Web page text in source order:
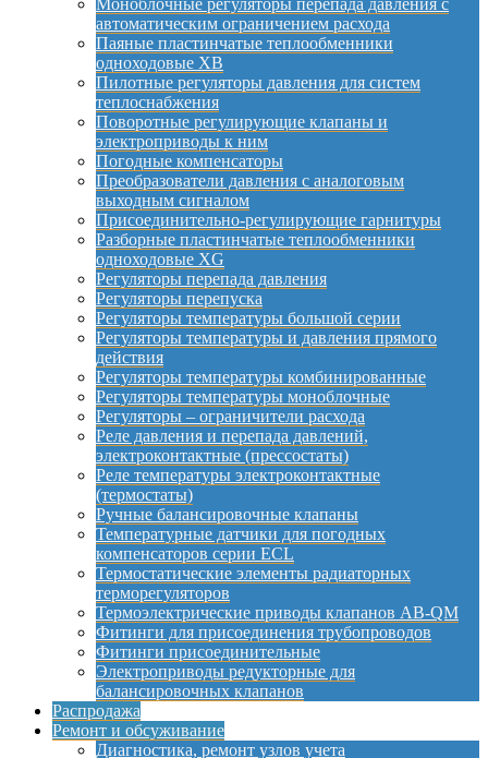
Моноблочные регуляторы перепада давления с
автоматическим ограничением расхода
Паяные пластинчатые теплообменники
одноходовые XB
Пилотные регуляторы давления для систем
теплоснабжения
Поворотные регулирующие клапаны и
электроприводы к ним
Погодные компенсаторы
Преобразователи давления с аналоговым
выходным сигналом
Присоединительно-регулирующие гарнитуры
Разборные пластинчатые теплообменники
одноходовые XG
Регуляторы перепада давления
Регуляторы перепуска
Регуляторы температуры большой серии
Регуляторы температуры и давления прямого
действия
Регуляторы температуры комбинированные
Регуляторы температуры моноблочные
Регуляторы – ограничители расхода
Реле давления и перепада давлений,
электроконтактные (прессостаты)
Реле температуры электроконтактные
(термостаты)
Ручные балансировочные клапаны
Температурные датчики для погодных
компенсаторов серии ECL
Термостатические элементы радиаторных
терморегуляторов
Термоэлектрические приводы клапанов AB-QM
Фитинги для присоединения трубопроводов
Фитинги присоединительные
Электроприводы редукторные для
балансировочных клапанов
Распродажа
Ремонт и обсуживание
Диагностика, ремонт узлов учета